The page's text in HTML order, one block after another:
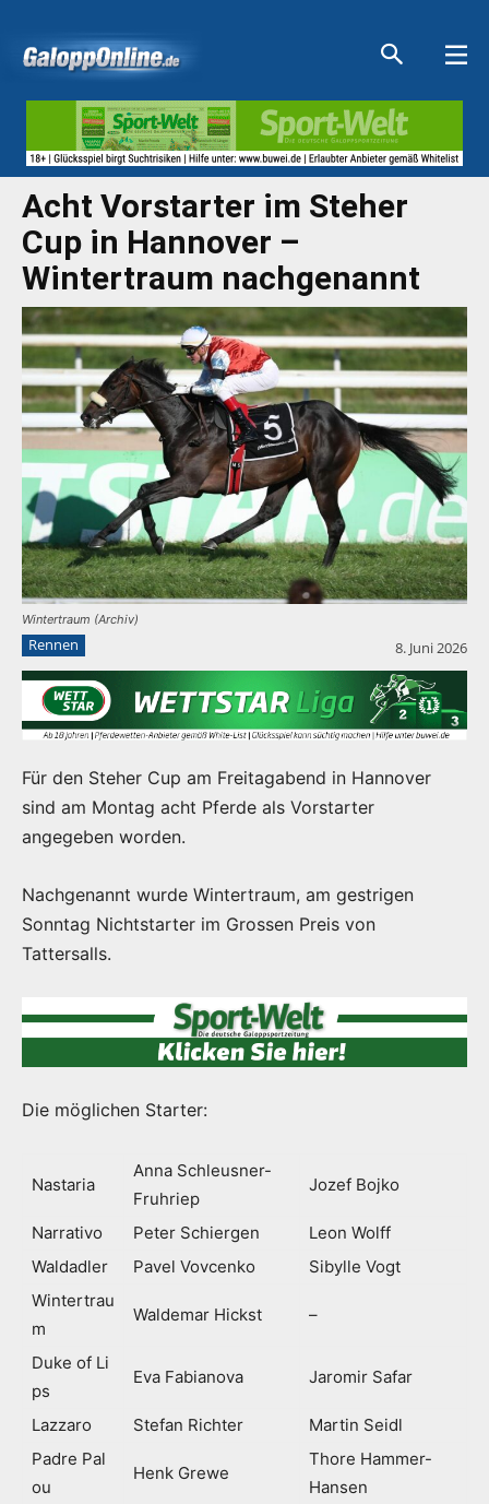
Acht Vorstarter im Steher
Cup in Hannover –
Wintertraum nachgenannt
Wintertraum (Archiv)
Rennen 8. Juni 2026
Für den Steher Cup am Freitagabend in Hannover
sind am Montag acht Pferde als Vorstarter
angegeben worden.
Nachgenannt wurde Wintertraum, am gestrigen
Sonntag Nichtstarter im Grossen Preis von
Tattersalls.
Die möglichen Starter:
Nastaria
Anna Schleusner-
Fruhriep
Jozef Bojko
Narrativo Peter Schiergen
Leon Wolff
Waldadler
Pavel Vovcenko
Sibylle Vogt
Wintertrau
m
Waldemar Hickst –
Duke of Li
ps
Eva Fabianova Jaromir Safar
Lazzaro Stefan Richter
Martin Seidl
Padre Pal
ou
Henk Grewe
Thore Hammer-
Hansen